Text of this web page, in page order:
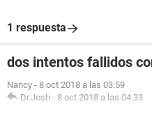
1 respuesta
dos intentos fallidos
Nancy - 8 oct 2018 a las 03:59
Dr.Josh - 8 oct 2018 a las 04:33